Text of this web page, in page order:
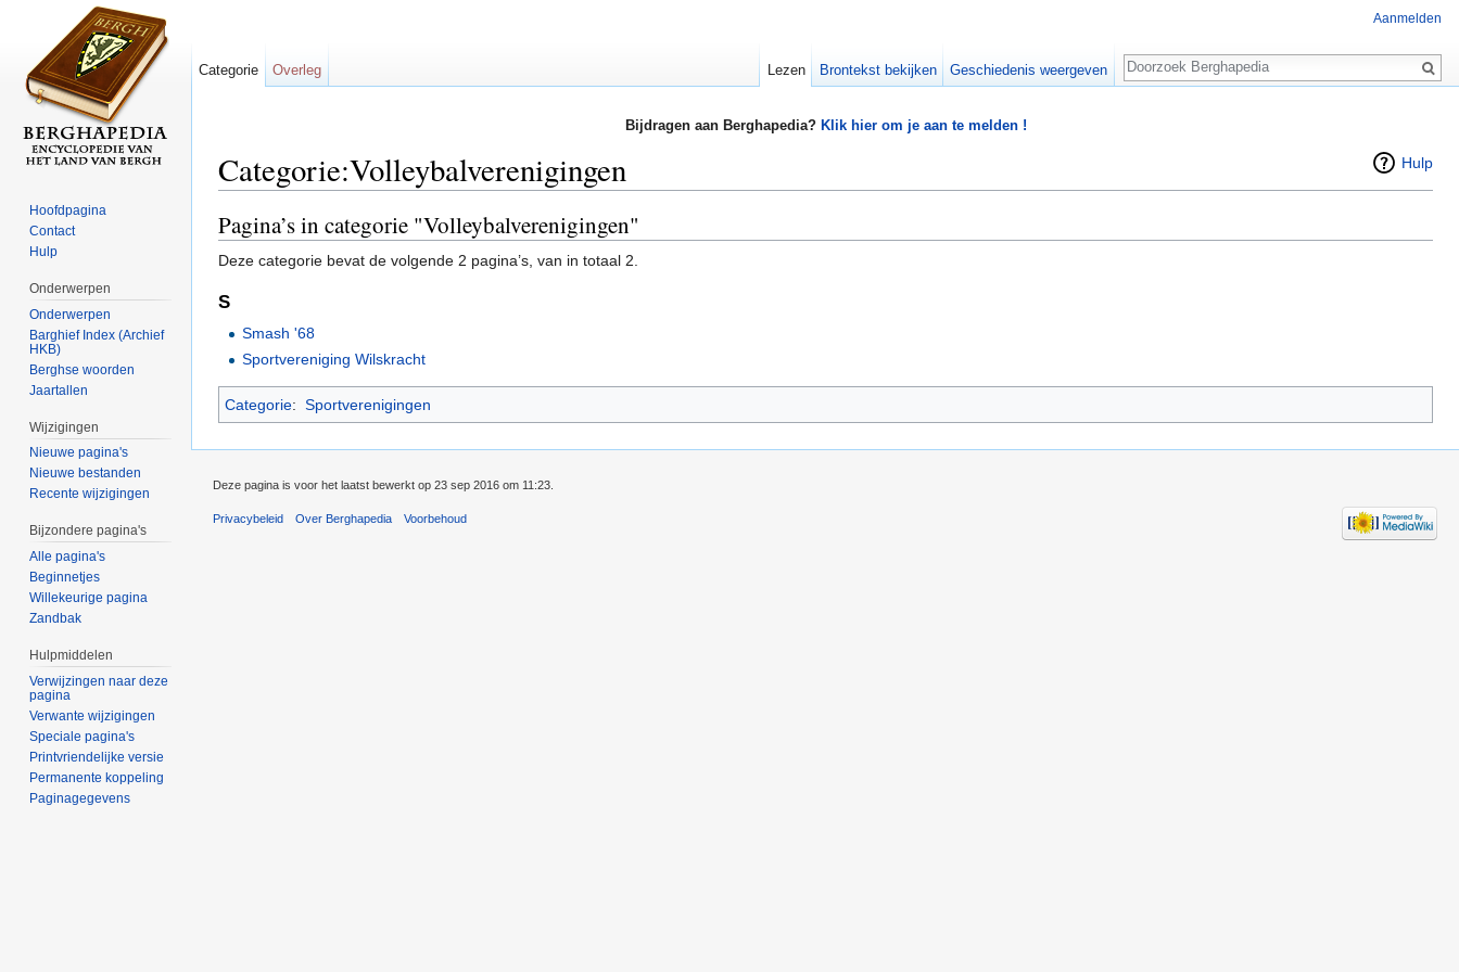
Bijdragen aan Berghapedia? Klik hier om je aan te melden !
Hulp
Categorie:Volleybalverenigingen
Pagina’s in categorie "Volleybalverenigingen"
Deze categorie bevat de volgende 2 pagina’s, van in totaal 2.
S
Smash '68
Sportvereniging Wilskracht
Categorie: Sportverenigingen
Aanmelden
Categorie Overleg Lezen Brontekst bekijken Geschiedenis weergeven
Zoeken
Hoofdpagina
Contact
Hulp
Onderwerpen
Onderwerpen
Barghief Index (Archief
HKB)
Berghse woorden
Jaartallen
Wijzigingen
Nieuwe pagina's
Nieuwe bestanden
Recente wijzigingen
Bijzondere pagina's
Alle pagina's
Beginnetjes
Willekeurige pagina
Zandbak
Hulpmiddelen
Verwijzingen naar deze
pagina
Verwante wijzigingen
Speciale pagina's
Printvriendelijke versie
Permanente koppeling
Paginagegevens
Deze pagina is voor het laatst bewerkt op 23 sep 2016 om 11:23.
Privacybeleid Over Berghapedia Voorbehoud